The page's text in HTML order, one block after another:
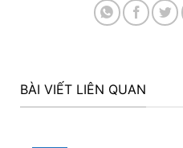
BÀI VIẾT LIÊN QUAN